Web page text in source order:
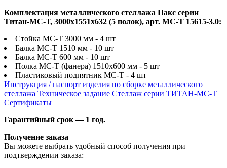
Комплектация металлического стеллажа Пакс серии
Титан-МС-Т, 3000x1551x632 (5 полок), арт. МС-Т 15615-3.0:
Стойка МС-Т 3000 мм - 4 шт
Балка МС-Т 1510 мм - 10 шт
Балка МС-Т 600 мм - 10 шт
Полка МС-Т (фанера) 1510х600 мм - 5 шт
Пластиковый подпятник МС-Т - 4 шт
Инструкция / паспорт изделия по сборке металлического
стеллажа Техническое задание Стеллаж серии ТИТАН-МС-Т
Сертификаты
Гарантийный срок — 1 год.
Получение заказа
Вы можете выбрать удобный способ получения при
подтверждении заказа: